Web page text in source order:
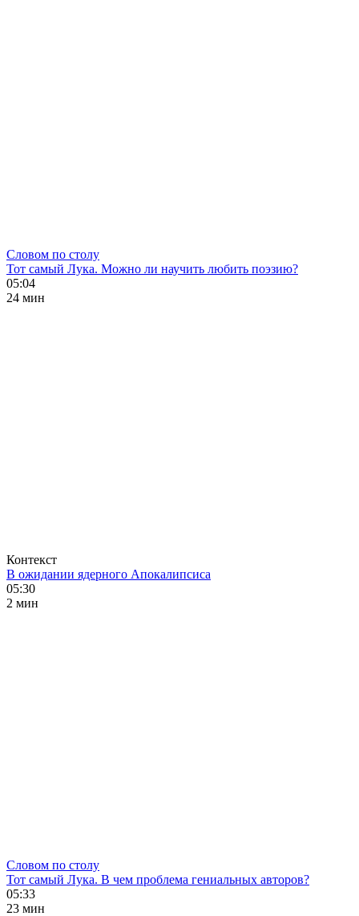
Словом по столу
Тот самый Лука. Можно ли научить любить поэзию?
05:04
24 мин
Контекст
В ожидании ядерного Апокалипсиса
05:30
2 мин
Словом по столу
Тот самый Лука. В чем проблема гениальных авторов?
05:33
23 мин